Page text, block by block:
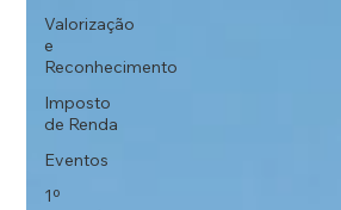
Valorização
e
Reconhecimento
Imposto
de Renda
Eventos
1º